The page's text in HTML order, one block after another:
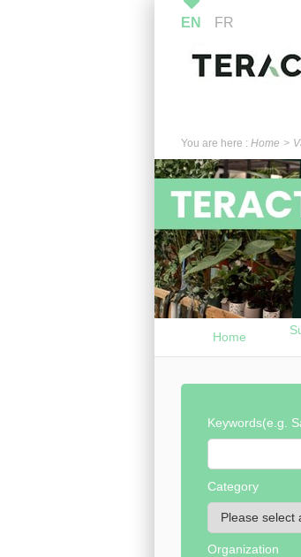
EN FR
You are here : Home
Home
Keywords(e.g.
Category
Organization